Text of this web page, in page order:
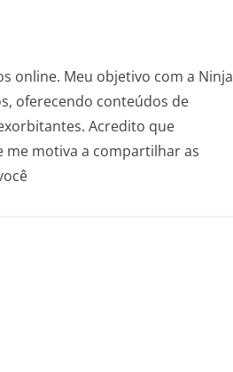
online. Meu objetivo com a Ninja
oferecendo conteúdos de
Acredito que
me motiva a compartilhar as